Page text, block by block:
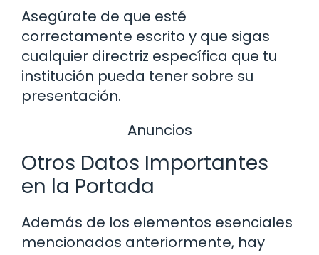
Asegúrate de que esté
correctamente escrito y que sigas
cualquier directriz específica que tu
institución pueda tener sobre su
presentación.
Anuncios
Otros Datos Importantes
en la Portada
Además de los elementos esenciales
mencionados anteriormente, hay